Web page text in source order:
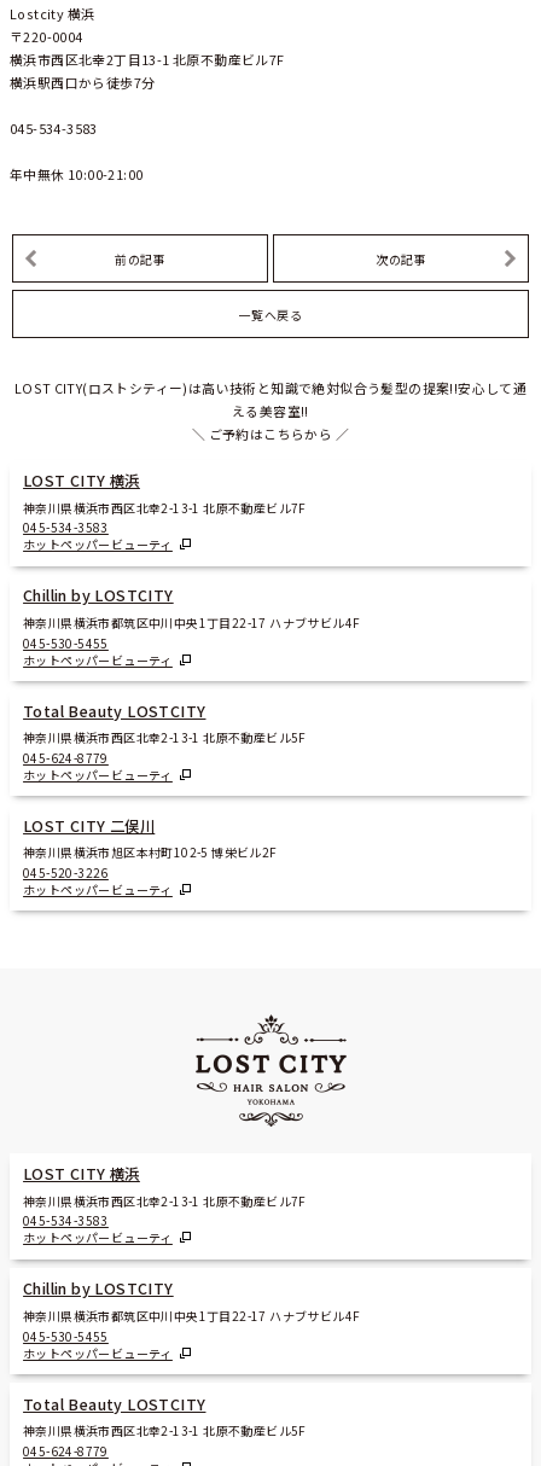
Lostcity 横浜
〒220-0004
横浜市西区北幸2丁目13-1 北原不動産ビル7F
横浜駅西口から徒歩7分
045-534-3583
年中無休 10:00-21:00
前の記事 次の記事
一覧へ戻る
LOST CITY(ロストシティー)は高い技術と知識で絶対似合う髪型の提案!!安心して通
える美容室!!
＼ ご予約はこちらから ／
LOST CITY 横浜
神奈川県横浜市西区北幸2-13-1 北原不動産ビル7F
045-534-3583
ホットペッパービューティ
Chillin by LOSTCITY
神奈川県横浜市都筑区中川中央1丁目22-17 ハナブサビル4F
045-530-5455
ホットペッパービューティ
Total Beauty LOSTCITY
神奈川県横浜市西区北幸2-13-1 北原不動産ビル5F
045-624-8779
ホットペッパービューティ
LOST CITY 二俣川
神奈川県横浜市旭区本村町102-5 博栄ビル2F
045-520-3226
ホットペッパービューティ
LOST CITY 横浜
神奈川県横浜市西区北幸2-13-1 北原不動産ビル7F
045-534-3583
ホットペッパービューティ
Chillin by LOSTCITY
神奈川県横浜市都筑区中川中央1丁目22-17 ハナブサビル4F
045-530-5455
ホットペッパービューティ
Total Beauty LOSTCITY
神奈川県横浜市西区北幸2-13-1 北原不動産ビル5F
045-624-8779